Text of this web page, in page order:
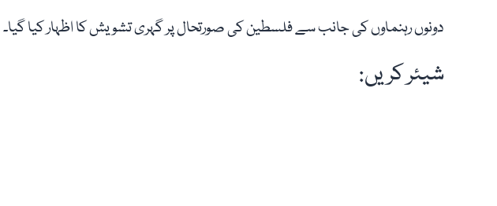
دونوں رہنماوں کی جانب سے فلسطین کی صورتحال پر گہری تشویش کا اظہار کیا گیا۔
شیئر کریں: